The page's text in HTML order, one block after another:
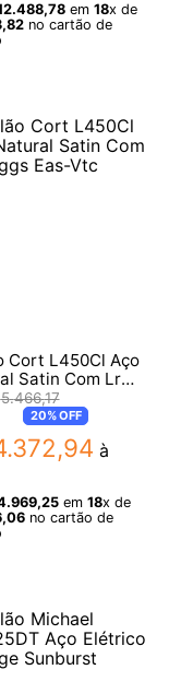
.488,78em 18x de
,82no cartão de
Cort L450Cl Aço
Satin Com Lr
Eas-Vtc
5.466,17
20%OFF
.372,94 à
.969,25em 18x de
,06no cartão de